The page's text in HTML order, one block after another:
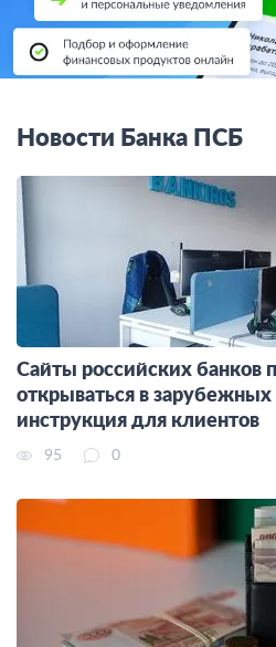
Новости Банка ПСБ
Сайты российских банков
открываться в зарубежных
инструкция для клиентов
95 0